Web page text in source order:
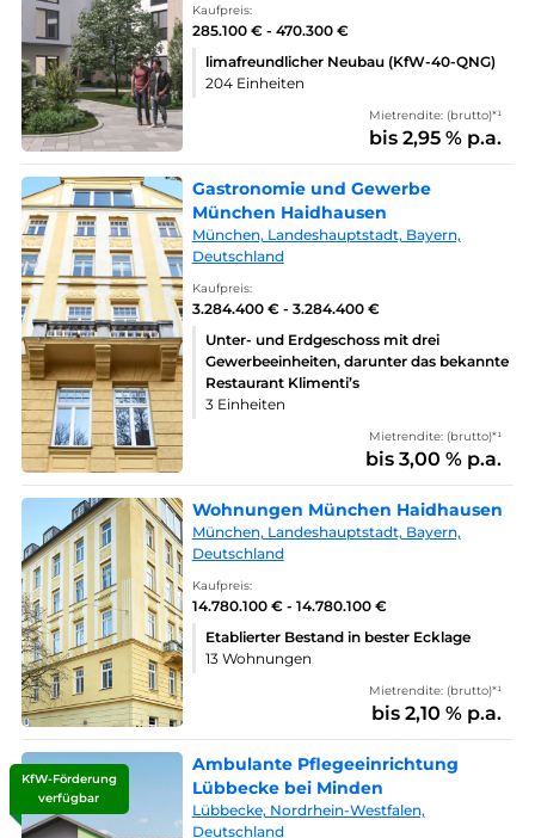
Kaufpreis:
285.100 € - 470.300 €
limafreundlicher Neubau (KfW-40-QNG)
204 Einheiten
Mietrendite: (brutto)*¹
bis 2,95 % p.a.
Gastronomie und Gewerbe
München Haidhausen
München, Landeshauptstadt, Bayern,
Deutschland
Kaufpreis:
3.284.400 € - 3.284.400 €
Unter- und Erdgeschoss mit drei
Gewerbeeinheiten, darunter das bekannte
Restaurant Klimenti’s
3 Einheiten
Mietrendite: (brutto)*¹
bis 3,00 % p.a.
Wohnungen München Haidhausen
München, Landeshauptstadt, Bayern,
Deutschland
Kaufpreis:
14.780.100 € - 14.780.100 €
Etablierter Bestand in bester Ecklage
13 Wohnungen
Mietrendite: (brutto)*¹
bis 2,10 % p.a.
KfW-Förderung
verfügbar
Ambulante Pflegeeinrichtung
Lübbecke bei Minden
Lübbecke, Nordrhein-Westfalen,
Deutschland